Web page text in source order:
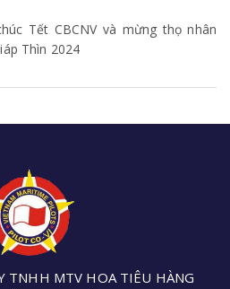
Tết CBCNV và mừng thọ nhân
Thìn 2024
TNHH MTV HOA TIÊU HÀNG